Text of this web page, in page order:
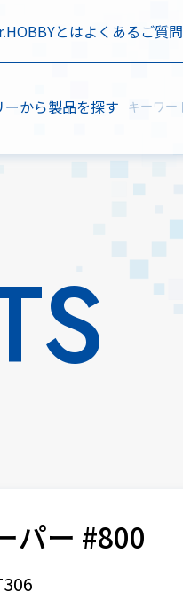
とはよくあるご質問
ーから製品を探す
パー #800